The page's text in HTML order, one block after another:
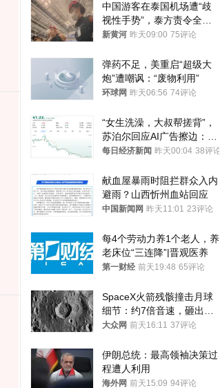
中国游客在泰国机场遭“歧
视性手势”，泰方责令全面
调查，对责任人采取最严厉
新黄河 昨天09:00 75评论
弹药不足，美重启“超级大
炮”遭嘲讽：“废物利用”
环球网 昨天06:56 74评论
“女生洗澡，大叔帮搓背”，
苏泊尔回应AI广告擦边：视
频全下架，已强化内容管理
每日经济新闻 昨天00:04 38评论
献血屋暴雨时阻拦群众入内
避雨？山西忻州血站回应
中国新闻网 昨天11:01 23评论
每4个劳动力养1个老人，养
老床位“三连降”|晋观医养
第一财经 前天19:48 65评论
SpaceX火箭残骸撞击月球
细节：约7倍音速，砸出直
径约30米撞击坑
大众网 前天16:11 37评论
伊朗总统：最高领袖决策过
程遭人利用
海外网 前天15:09 94评论